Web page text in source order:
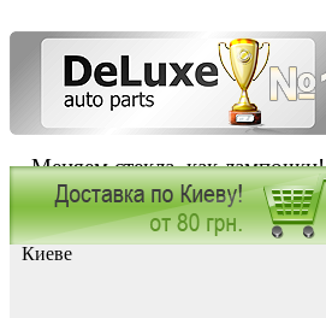
Меняем стекла, как лампочки!
Заказать установку автостекла в
Киеве